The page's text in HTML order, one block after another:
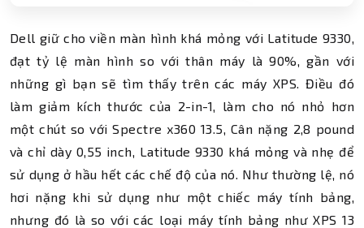
Dell giữ cho viền màn hình khá mỏng với Latitude 9330,
đạt tỷ lệ màn hình so với thân máy là 90%, gần với
những gì bạn sẽ tìm thấy trên các máy XPS. Điều đó
làm giảm kích thước của 2-in-1, làm cho nó nhỏ hơn
một chút so với Spectre x360 13.5, Cân nặng 2,8 pound
và chỉ dày 0,55 inch, Latitude 9330 khá mỏng và nhẹ để
sử dụng ở hầu hết các chế độ của nó. Như thường lệ, nó
hơi nặng khi sử dụng như một chiếc máy tính bảng,
nhưng đó là so với các loại máy tính bảng như XPS 13